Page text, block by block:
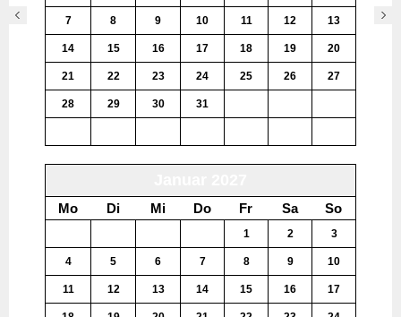
7 8 9 10 11 12 13
14 15 16 17 18 19 20
21 22 23 24 25 26 27
28 29 30 31
Mo Di Mi Do Fr Sa So
1 2 3
4 5 6 7 8 9 10
11 12 13 14 15 16 17